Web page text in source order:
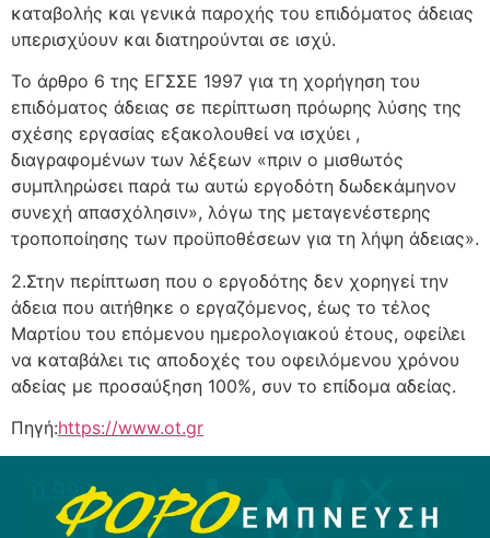
καταβολής και γενικά παροχής του επιδόματος άδειας
υπερισχύουν και διατηρούνται σε ισχύ.
Το άρθρο 6 της ΕΓΣΣΕ 1997 για τη χορήγηση του
επιδόματος άδειας σε περίπτωση πρόωρης λύσης της
σχέσης εργασίας εξακολουθεί να ισχύει ,
διαγραφομένων των λέξεων «πριν ο μισθωτός
συμπληρώσει παρά τω αυτώ εργοδότη δωδεκάμηνον
συνεχή απασχόλησιν», λόγω της μεταγενέστερης
τροποποίησης των προϋποθέσεων για τη λήψη άδειας».
2.Στην περίπτωση που ο εργοδότης δεν χορηγεί την
άδεια που αιτήθηκε ο εργαζόμενος, έως το τέλος
Μαρτίου του επόμενου ημερολογιακού έτους, οφείλει
να καταβάλει τις αποδοχές του οφειλόμενου χρόνου
αδείας με προσαύξηση 100%, συν το επίδομα αδείας.
Πηγή:https://www.ot.gr